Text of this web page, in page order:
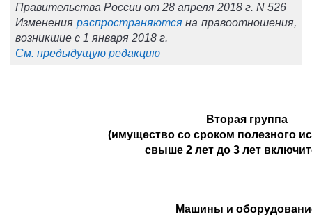
Правительства России от 28 апреля 2018 г. N 526
Изменения распространяютсяна правоотношения,
возникшие с 1 января 2018 г.
См. предыдущую редакцию
Вторая группа
(имущество со сроком полезного
свыше 2 лет до 3 лет
Машины и